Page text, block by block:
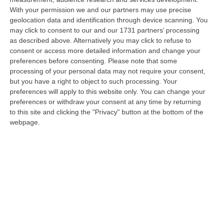
With your permission we and our partners may use precise
geolocation data and identification through device scanning. You
may click to consent to our and our 1731 partners’ processing
as described above. Alternatively you may click to refuse to
consent or access more detailed information and change your
preferences before consenting. Please note that some
processing of your personal data may not require your consent,
but you have a right to object to such processing. Your
preferences will apply to this website only. You can change your
preferences or withdraw your consent at any time by returning
to this site and clicking the "Privacy" button at the bottom of the
webpage.
Ciclovia Dei Parchi Della Calabria: Al Via La Messa In Sicurezza
Del Tratto Fabrizia – Serra San Bruno
“SERRA SAN BRUNO Partono i lavori di riqualificazione e miglioramento
della sicurezza lungo la Ciclovia dei Parchi della Calabria, concentra…
05 Agosto, 21:56
Tari, Senese: «Rendere Efficiente Il Sistema Per Ridurre I Costi
Per I Cittadini E Aumentare I Salari»
“CATANZARO A Lamezia Terme la Tari aumenta del 6,2% per le famiglie e
del 17% per le imprese; a Crotone del 6,9%; a Catanzaro dell’1,63%. A…
05 Agosto, 21:23